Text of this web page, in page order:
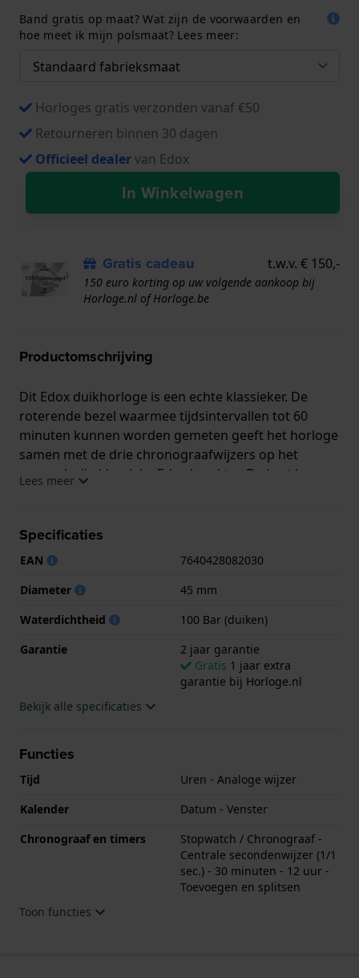
Band gratis op maat? Wat zijn de voorwaarden en
hoe meet ik mijn polsmaat? Lees meer:
Horloges gratis verzonden vanaf €50
Retourneren binnen 30 dagen
Officieel dealervan Edox
In Winkelwagen
Gratis cadeau t.w.v. € 150,-
150 euro korting op uw volgende aankoop bij
Horloge.nl of Horloge.be
Productomschrijving
Dit Edox duikhorloge is een echte klassieker. De
roterende bezel waarmee tijdsintervallen tot 60
minuten kunnen worden gemeten geeft het horloge
samen met de drie chronograafwijzers op het
uurwerk zijn klassieke Edox karakter. De kast is
LumiNova coating waardoor het horloge ook in het
donker afleesbaar is. Ook heeft dit model een
heliumventiel. Dit beschermt tegen overdruk
waardoor het horloge ook onder hoge druk
lange tijd diep onderwater gedragen wordt.
Dit Edox horloge heeft een kast gemaakt van
Titanium met een diameter van 45 mm en is
voorzien van een Titanium band. In de kast bevindt
zich een Ronda kwaliteitsuurwerk en is afgewerkt
Het horloge is 100ATM. Dit betekent dat het horloge
horloge geleverd met 2 jaar garantie.
Lees meer
Specificaties
EAN
7640428082030
Diameter
45 mm
Waterdichtheid
100 Bar (duiken)
Garantie
2 jaar garantie
Gratis 1 jaar extra
garantie bij Horloge.nl
Bekijk alle specificaties
Functies
Tijd
Uren - Analoge wijzer
Kalender
Datum - Venster
Chronograaf en timers
Stopwatch / Chronograaf -
Centrale secondenwijzer (1/1
sec.) - 30 minuten - 12 uur -
Toevoegen en splitsen
Toon functies